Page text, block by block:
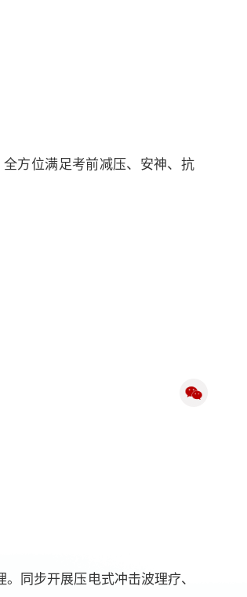
方位满足考前减压、安神、抗
同步开展压电式冲击波理疗、